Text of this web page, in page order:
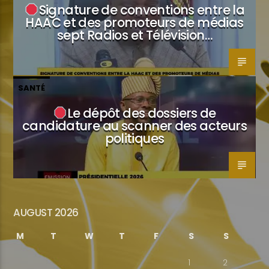
Signature de conventions entre la
HAAC et des promoteurs de médias
sept Radios et Télévision…
SANTÉ
Le dépôt des dossiers de
candidature au scanner des acteurs
politiques
AUGUST 2026
M T W T F S S
1
2